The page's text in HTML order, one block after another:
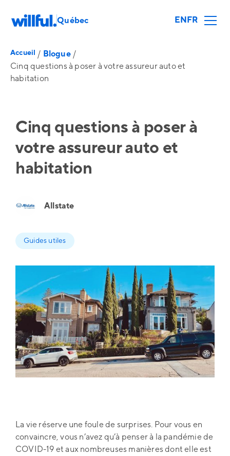
Québec ENFR
Accueil / Blogue /
Cinq questions à poser à votre assureur auto et
habitation
Cinq questions à poser à
votre assureur auto et
habitation
Allstate
Guides utiles
La vie réserve une foule de surprises. Pour vous en
convaincre, vous n’avez qu’à penser à la pandémie de
COVID-19 et aux nombreuses manières dont elle est